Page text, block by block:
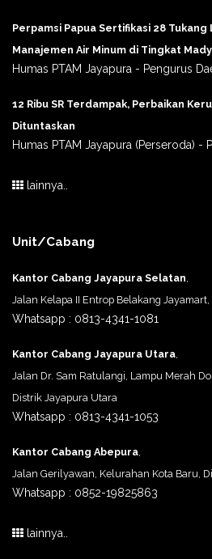
Perpamsi Papua Sertifikasi 28
Manajemen Air Minum di Tingkat
Humas PTAM Jayapura - Pengurus
12 Ribu SR Terdampak, Perbaikan
Dituntaskan
Humas PTAM Jayapura (Perseroda) -
lainnya..
Unit/Cabang
Kantor Cabang Jayapura Selatan
Jalan Kelapa II Entrop Belakang
Whatsapp : 0813-4341-1081
Kantor Cabang Jayapura Utara
Jalan Dr. Sam Ratulangi, Lampu Merah
Distrik Jayapura Utara
Whatsapp : 0813-4341-1053
Kantor Cabang Abepura
Jalan Gerilyawan, Kelurahan Kota Baru,
Whatsapp : 0852-19825863
lainnya..